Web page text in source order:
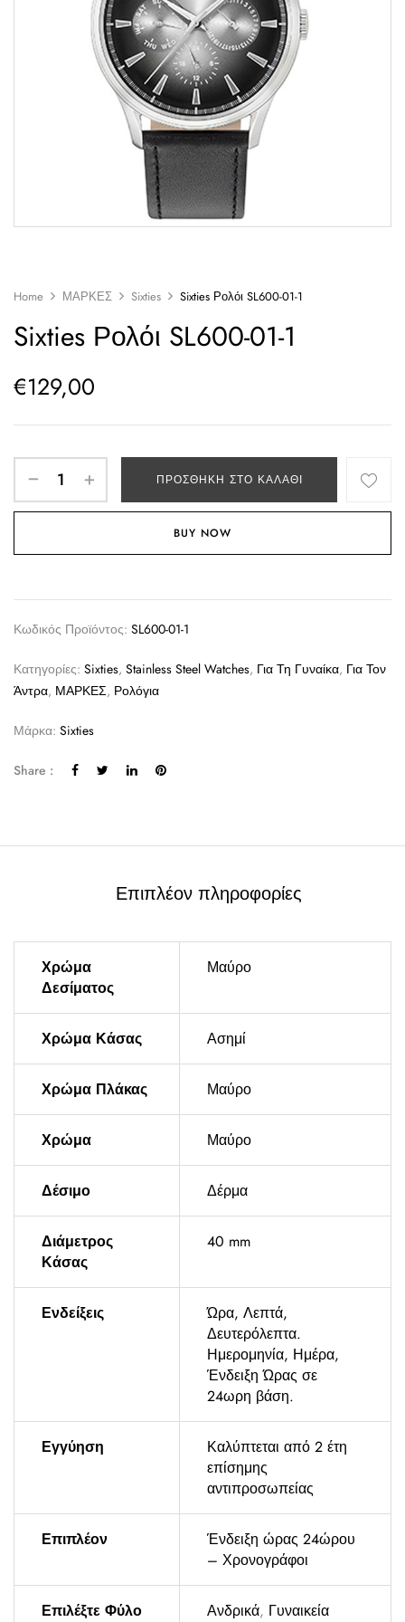
Home ΜΑΡΚΕΣ Sixties Sixties Ρολόι SL600-01-1
Sixties Ρολόι SL600-01-1
€129,00
ΠΡΟΣΘΉΚΗ ΣΤΟ ΚΑΛΆΘΙ
BUY NOW
Κωδικός Προϊόντος: SL600-01-1
Κατηγορίες: Sixties, Stainless Steel Watches, Για Τη Γυναίκα, Για Τον
Άντρα, ΜΑΡΚΕΣ, Ρολόγια
Μάρκα: Sixties
Share :
Επιπλέον πληροφορίες
Χρώμα
Δεσίματος
Μαύρο
Χρώμα Κάσας Ασημί
Χρώμα Πλάκας Μαύρο
Χρώμα Μαύρο
Δέσιμο Δέρμα
Διάμετρος
Κάσας
40 mm
Ενδείξεις
Ώρα, Λεπτά,
Δευτερόλεπτα.
Ημερομηνία, Ημέρα,
Ένδειξη Ώρας σε
24ωρη βάση.
Εγγύηση
Καλύπτεται από 2 έτη
επίσημης
αντιπροσωπείας
Επιπλέον
Ένδειξη ώρας 24ώρου
– Χρονογράφοι
Επιλέξτε Φύλο Ανδρικά, Γυναικεία